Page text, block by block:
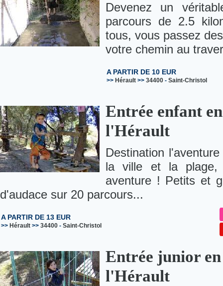
Devenez un
parcours de 2.5
tous, vous passez
votre chemin au
A PARTIR DE 10 EUR
>> Hérault >> 34400 - Saint-Christol
Entrée enfant
l'Hérault
Destination
la ville et la plage,
aventure ! Petits et
d'audace sur 20 parcours...
A PARTIR DE 13 EUR
>> Hérault >> 34400 - Saint-Christol
Entrée junior
l'Hérault